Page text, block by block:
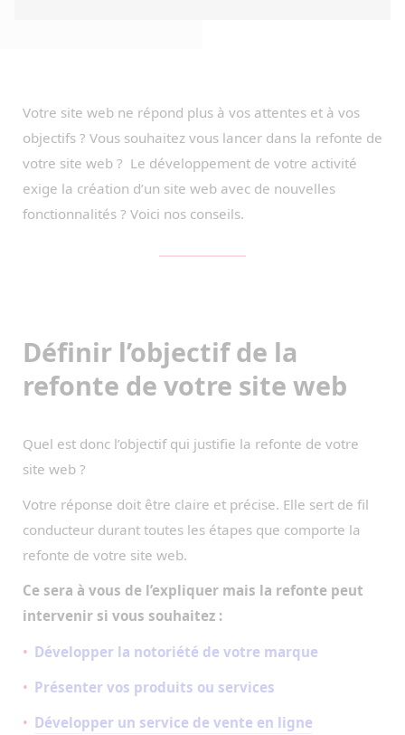
Votre site web ne répond plus à vos attentes et à vos
objectifs ? Vous souhaitez vous lancer dans la refonte de
votre site web ? Le développement de votre activité
exige la création d’un site web avec de nouvelles
fonctionnalités ? Voici nos conseils.
Définir l’objectif de la
refonte de votre site web
Quel est donc l’objectif qui justifie la refonte de votre
site web ?
Votre réponse doit être claire et précise. Elle sert de fil
conducteur durant toutes les étapes que comporte la
refonte de votre site web.
Ce sera à vous de l’expliquer mais la refonte peut
intervenir si vous souhaitez :
Développer la notoriété de votre marque
Présenter vos produits ou services
Développer un service de vente en ligne